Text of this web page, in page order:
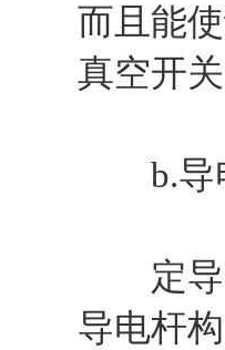
而且能
真空开
b.导
定导电
导电杆